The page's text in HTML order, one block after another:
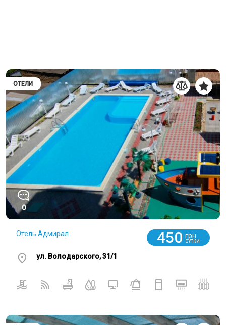
ОТЕЛИ
0
Отель Адмирал 450 грн
СУТКИ
ул. Володарского, 31/1